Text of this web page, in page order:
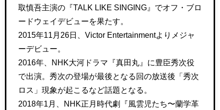
取慎吾主演の『TALK LIKE SINGING』でオフ・ブロ
ードウェイデビューを果たす。
2015年11月26日、Victor Entertainmentよりメジャ
ーデビュー。
2016年、NHK大河ドラマ『真田丸』に豊臣秀次役
で出演。秀次の登場が最後となる回の放送後「秀次
ロス」現象が起こるなど話題となる。
2018年1月、NHK正月時代劇『風雲児たち〜蘭学革